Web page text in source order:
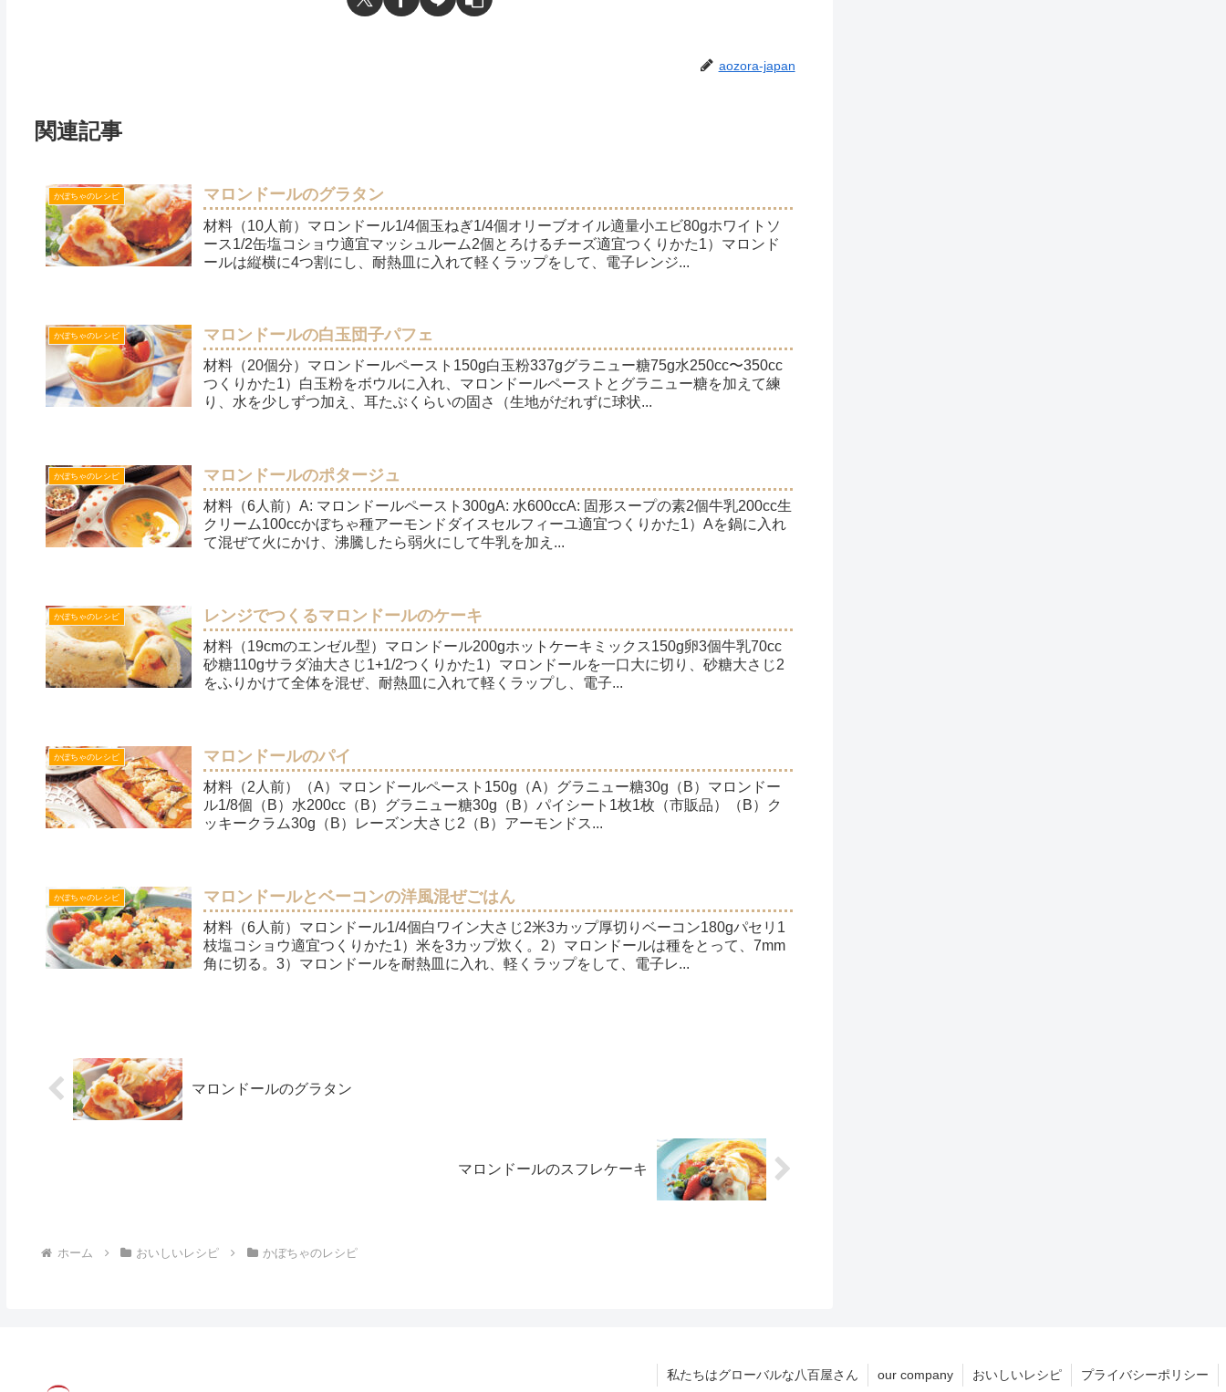
aozora-japan
関連記事
かぼちゃのレシピ マロンドールのグラタン
材料（10人前）マロンドール1/4個玉ねぎ1/4個オリーブオイル適量小エビ80gホワイトソ
ース1/2缶塩コショウ適宜マッシュルーム2個とろけるチーズ適宜つくりかた1）マロンド
ールは縦横に4つ割にし、耐熱皿に入れて軽くラップをして、電子レンジ...
かぼちゃのレシピ マロンドールの白玉団子パフェ
材料（20個分）マロンドールペースト150g白玉粉337gグラニュー糖75g水250cc〜350cc
つくりかた1）白玉粉をボウルに入れ、マロンドールペーストとグラニュー糖を加えて練
り、水を少しずつ加え、耳たぶくらいの固さ（生地がだれずに球状...
かぼちゃのレシピ マロンドールのポタージュ
材料（6人前）A: マロンドールペースト300gA: 水600ccA: 固形スープの素2個牛乳200cc生
クリーム100ccかぼちゃ種アーモンドダイスセルフィーユ適宜つくりかた1）Aを鍋に入れ
て混ぜて火にかけ、沸騰したら弱火にして牛乳を加え...
かぼちゃのレシピ レンジでつくるマロンドールのケーキ
材料（19cmのエンゼル型）マロンドール200gホットケーキミックス150g卵3個牛乳70cc
砂糖110gサラダ油大さじ1+1/2つくりかた1）マロンドールを一口大に切り、砂糖大さじ2
をふりかけて全体を混ぜ、耐熱皿に入れて軽くラップし、電子...
かぼちゃのレシピ マロンドールのパイ
材料（2人前）（A）マロンドールペースト150g（A）グラニュー糖30g（B）マロンドー
ル1/8個（B）水200cc（B）グラニュー糖30g（B）パイシート1枚1枚（市販品）（B）ク
ッキークラム30g（B）レーズン大さじ2（B）アーモンドス...
かぼちゃのレシピ マロンドールとベーコンの洋風混ぜごはん
材料（6人前）マロンドール1/4個白ワイン大さじ2米3カップ厚切りベーコン180gパセリ1
枝塩コショウ適宜つくりかた1）米を3カップ炊く。2）マロンドールは種をとって、7mm
角に切る。3）マロンドールを耐熱皿に入れ、軽くラップをして、電子レ...
マロンドールのグラタン
マロンドールのスフレケーキ
ホーム おいしいレシピ かぼちゃのレシピ
私たちはグローバルな八百屋さん our company おいしいレシピ プライバシーポリシー